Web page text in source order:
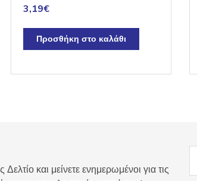
3,19€
Προσθήκη στο καλάθι
και μείνετε ενημερωμένοι για τις